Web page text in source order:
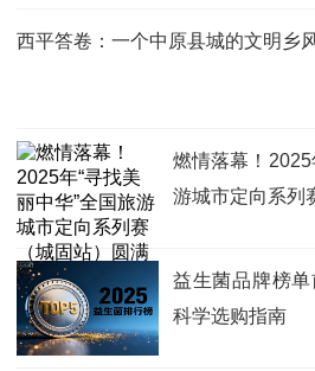
西平答卷：一个中原县城的文明乡
燃情落幕！2025
游城市定向系列
益生菌品牌榜
科学选购指南